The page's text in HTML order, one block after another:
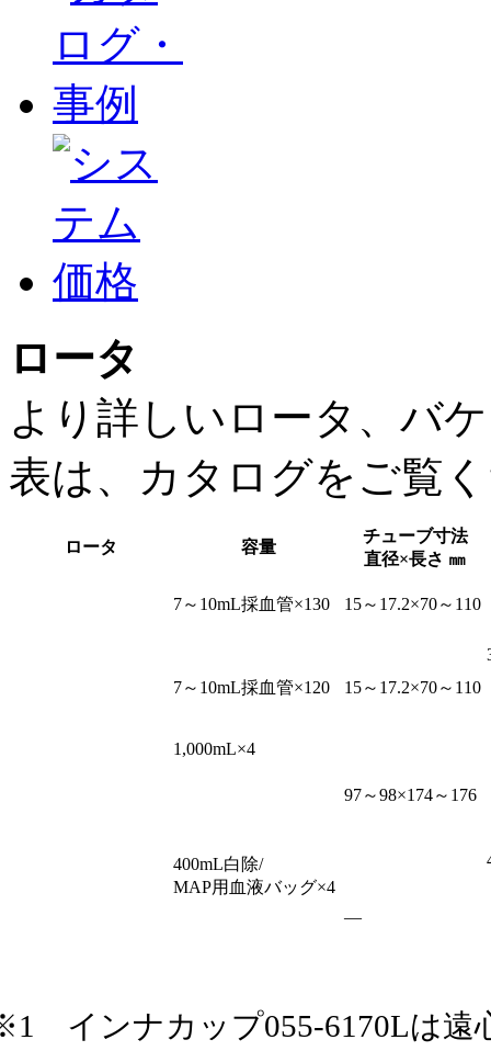
ロータ
より詳しいロータ、バ
表は、カタログをご覧
ロータ 容量
チューブ寸法
直径×長さ ㎜
7～10mL採血管×130 15～17.2×70～110
7～10mL採血管×120
15～17.2×70～110
1,000mL×4
97～98×174～176
400mL白除/
MAP用血液バッグ×4
―
インナカップ055-6170Lは遠